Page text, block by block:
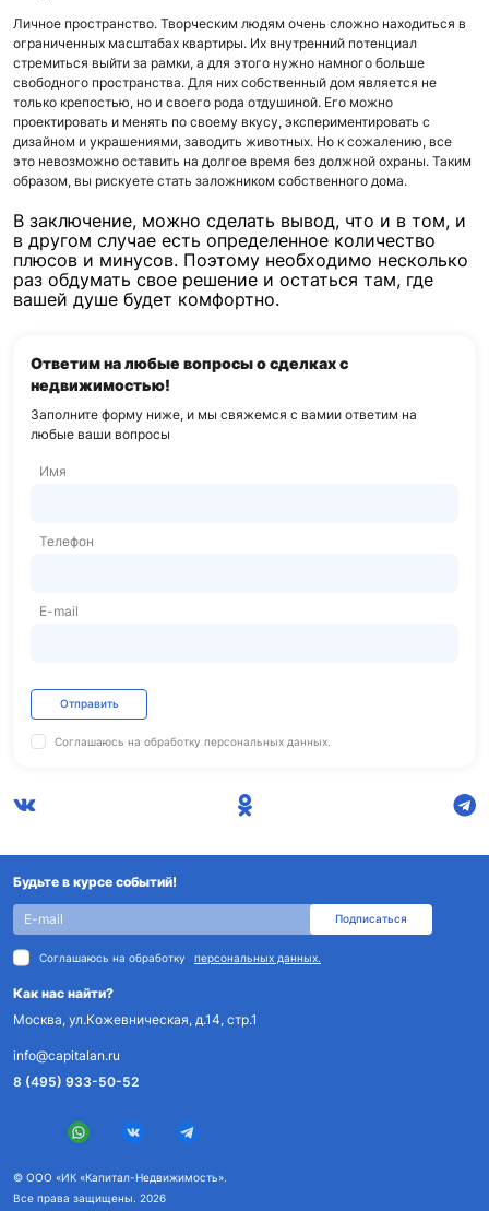
Личное пространство. Творческим людям очень сложно находиться в
ограниченных масштабах квартиры. Их внутренний потенциал
стремиться выйти за рамки, а для этого нужно намного больше
свободного пространства. Для них собственный дом является не
только крепостью, но и своего рода отдушиной. Его можно
проектировать и менять по своему вкусу, экспериментировать с
дизайном и украшениями, заводить животных. Но к сожалению, все
это невозможно оставить на долгое время без должной охраны. Таким
образом, вы рискуете стать заложником собственного дома.
В заключение, можно сделать вывод, что и в том, и
в другом случае есть определенное количество
плюсов и минусов. Поэтому необходимо несколько
раз обдумать свое решение и остаться там, где
вашей душе будет комфортно.
Ответим на любые вопросы о сделках с
недвижимостью!
Заполните форму ниже, и мы свяжемся с вамии ответим на
любые ваши вопросы
Имя
Телефон
E-mail
Отправить
Соглашаюсь на обработку персональных данных.
Будьте в курсе событий!
Подписаться
Соглашаюсь на обработку персональных данных.
Как нас найти?
Москва, ул.Кожевническая, д.14, стр.1
info@capitalan.ru
8 (495) 933-50-52
© ООО «ИК «Капитал-Недвижимость».
Все права защищены. 2026